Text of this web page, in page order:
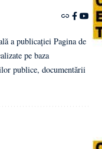
a publicației Pagina de
pe baza
publice, documentării